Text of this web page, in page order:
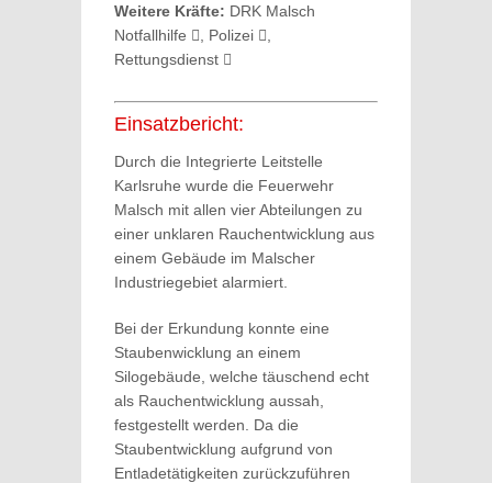
Weitere Kräfte: DRK Malsch
Notfallhilfe
, Polizei
Rettungsdienst
Einsatzbericht:
Durch die Integrierte Leitstelle
Karlsruhe wurde die Feuerwehr
Malsch mit allen vier Abteilungen zu
einer unklaren Rauchentwicklung aus
einem Gebäude im Malscher
Industriegebiet alarmiert.
Bei der Erkundung konnte eine
Staubenwicklung an einem
Silogebäude, welche täuschend echt
als Rauchentwicklung aussah,
festgestellt werden. Da die
Staubentwicklung aufgrund von
Entladetätigkeiten zurückzuführen